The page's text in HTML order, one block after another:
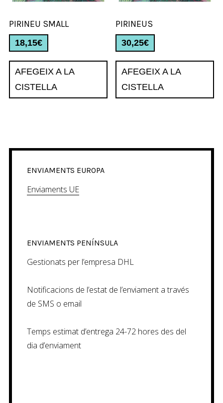
PIRINEU SMALL
18,15€
AFEGEIX A LA
CISTELLA
PIRINEUS
30,25€
AFEGEIX A LA
CISTELLA
ENVIAMENTS EUROPA
Enviaments UE
ENVIAMENTS PENÍNSULA
Gestionats per l’empresa DHL
Notificacions de l’estat de l’enviament a través
de SMS o email
Temps estimat d’entrega 24-72 hores des del
dia d’enviament